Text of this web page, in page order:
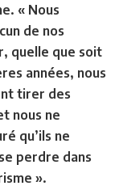
« Nous
de nos
quelle que soit
années, nous
tirer des
nous ne
qu’ils ne
perdre dans
».